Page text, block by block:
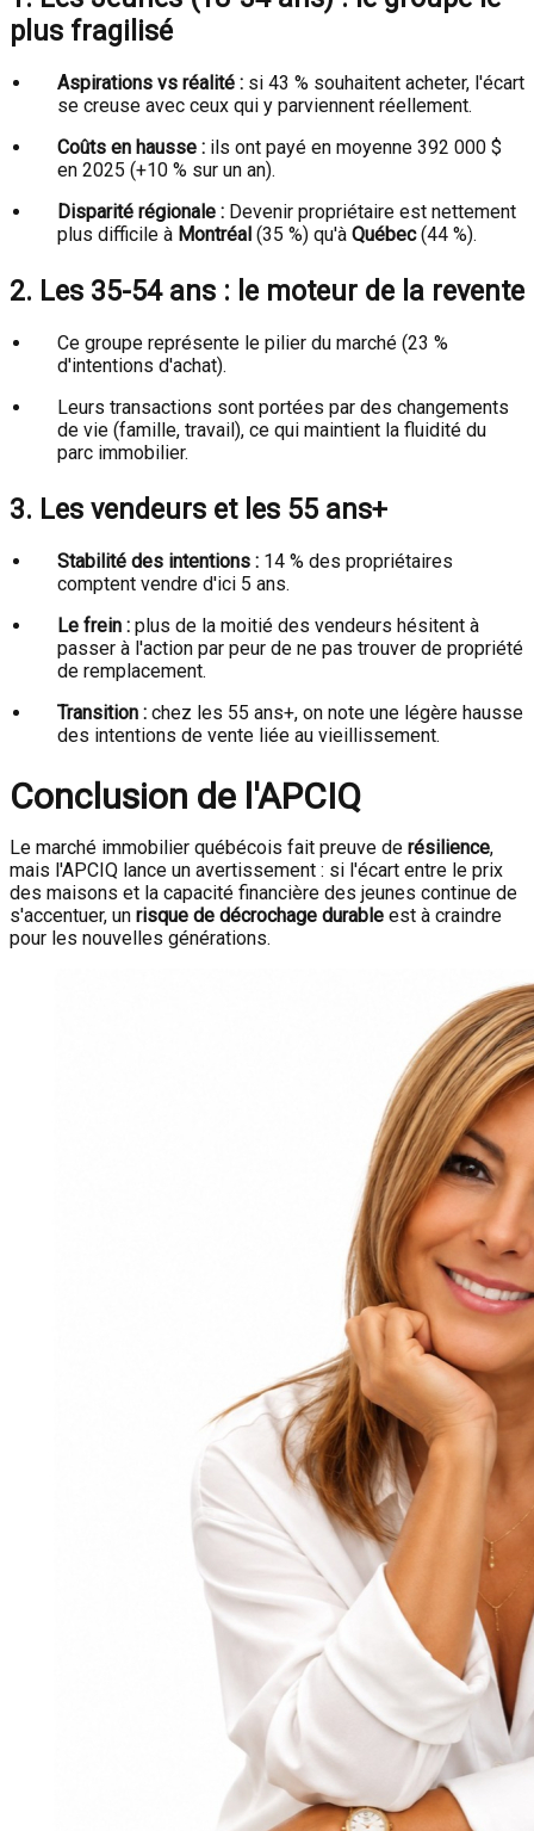
plus fragilisé
Aspirations vs réalité : si 43 % souhaitent acheter, l'écart
se creuse avec ceux qui y parviennent réellement.
Coûts en hausse : ils ont payé en moyenne 392 000 $
en 2025 (+10 % sur un an).
Disparité régionale : Devenir propriétaire est nettement
plus difficile à Montréal (35 %) qu'à Québec(44 %).
2. Les 35-54 ans : le moteur de la revente
Ce groupe représente le pilier du marché (23 %
d'intentions d'achat).
Leurs transactions sont portées par des changements
de vie (famille, travail), ce qui maintient la fluidité du
parc immobilier.
3. Les vendeurs et les 55 ans+
Stabilité des intentions : 14 % des propriétaires
comptent vendre d'ici 5 ans.
Le frein : plus de la moitié des vendeurs hésitent à
passer à l'action par peur de ne pas trouver de propriété
de remplacement.
Transition : chez les 55 ans+, on note une légère hausse
des intentions de vente liée au vieillissement.
Conclusion de l'APCIQ
Le marché immobilier québécois fait preuve de résilience,
mais l'APCIQ lance un avertissement : si l'écart entre le prix
des maisons et la capacité financière des jeunes continue de
s'accentuer, un risque de décrochage durable est à craindre
pour les nouvelles générations.